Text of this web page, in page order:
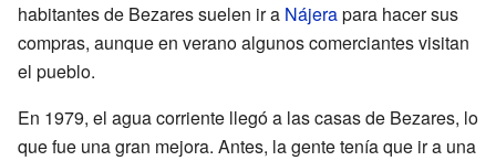
habitantes de Bezares suelen ir a Nájerapara hacer sus
compras, aunque en verano algunos comerciantes visitan
el pueblo.
En 1979, el agua corriente llegó a las casas de Bezares, lo
que fue una gran mejora. Antes, la gente tenía que ir a una